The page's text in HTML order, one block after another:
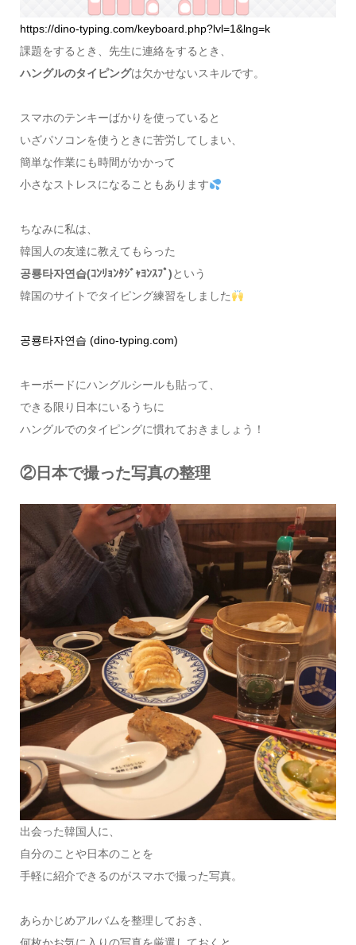
https://dino-typing.com/keyboard.php?lvl=1&lng=k
課題をするとき、先生に連絡をするとき、
ハングルのタイピングは欠かせないスキルです。
スマホのテンキーばかりを使っていると
いざパソコンを使うときに苦労してしまい、
簡単な作業にも時間がかかって
小さなストレスになることもあります
ちなみに私は、
韓国人の友達に教えてもらった
공룡타자연습(ｺﾝﾘｮﾝﾀｼﾞｬﾖﾝｽﾌﾟ)という
韓国のサイトでタイピング練習をしました
공룡타자연습 (dino-typing.com)
キーボードにハングルシールも貼って、
できる限り日本にいるうちに
ハングルでのタイピングに慣れておきましょう！
②日本で撮った写真の整理
出会った韓国人に、
自分のことや日本のことを
手軽に紹介できるのがスマホで撮った写真。
あらかじめアルバムを整理しておき、